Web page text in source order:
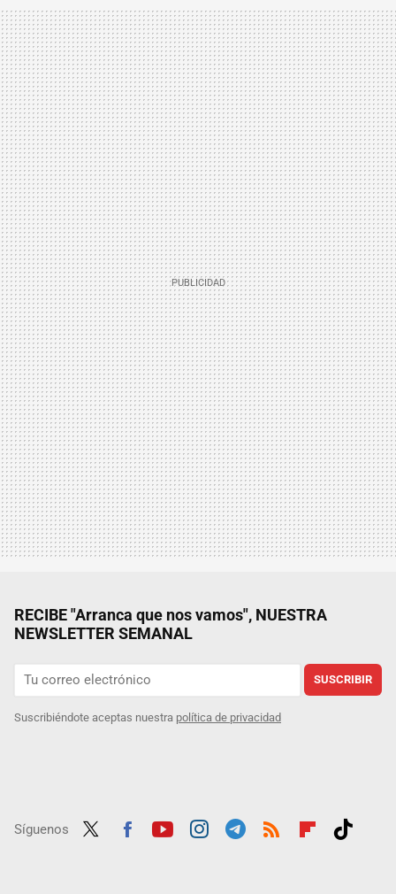
RECIBE "Arranca que nos vamos", NUESTRA
NEWSLETTER SEMANAL
SUSCRIBIR
Suscribiéndote aceptas nuestra política de privacidad
Síguenos